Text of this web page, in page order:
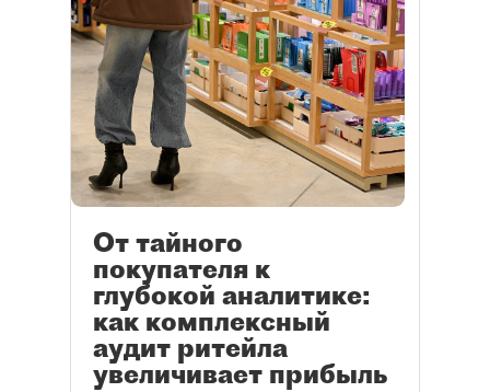
От тайного
покупателя к
глубокой аналитике:
как комплексный
аудит ритейла
увеличивает прибыль